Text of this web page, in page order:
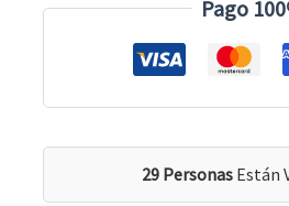
Pago
29 Personas Están